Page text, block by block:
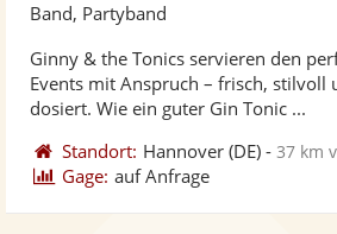
Band, Partyband
Ginny & the Tonics servieren den
Events mit Anspruch – frisch, stilvoll
dosiert. Wie ein guter Gin Tonic ...
Standort: Hannover (DE) -37 km
Gage: auf Anfrage